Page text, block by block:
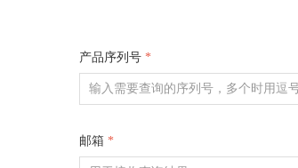
产品序列号 *
邮箱 *